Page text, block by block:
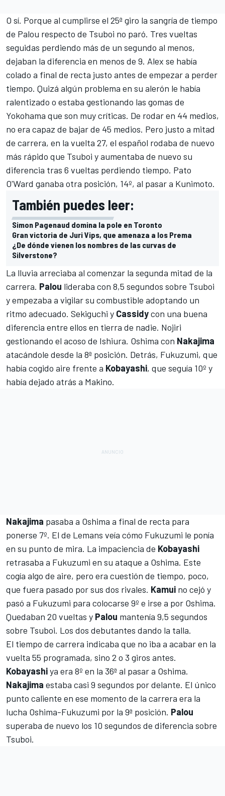
O sí. Porque al cumplirse el 25ª giro la sangría de tiempo
de Palou respecto de Tsuboi no paró. Tres vueltas
seguidas perdiendo más de un segundo al menos,
dejaban la diferencia en menos de 9. Alex se había
colado a final de recta justo antes de empezar a perder
tiempo. Quizá algún problema en su alerón le había
ralentizado o estaba gestionando las gomas de
Yokohama que son muy críticas. De rodar en 44 medios,
no era capaz de bajar de 45 medios. Pero justo a mitad
de carrera, en la vuelta 27, el español rodaba de nuevo
más rápido que Tsuboi y aumentaba de nuevo su
diferencia tras 6 vueltas perdiendo tiempo. Pato
O'Ward ganaba otra posición, 14º, al pasar a Kunimoto.
También puedes leer:
Simon Pagenaud domina la pole en Toronto
Gran victoria de Juri Vips, que amenaza a los Prema
¿De dónde vienen los nombres de las curvas de
Silverstone?
La lluvia arreciaba al comenzar la segunda mitad de la
carrera. Palou lideraba con 8,5 segundos sobre Tsuboi
y empezaba a vigilar su combustible adoptando un
ritmo adecuado. Sekiguchi y Cassidycon una buena
diferencia entre ellos en tierra de nadie. Nojiri
gestionando el acoso de Ishiura. Oshima con Nakajima
atacándole desde la 8ª posición. Detrás, Fukuzumi, que
había cogido aire frente a Kobayashi, que seguía 10º y
había dejado atrás a Makino.
Nakajima pasaba a Oshima a final de recta para
ponerse 7º. El de Lemans veía cómo Fukuzumi le ponía
en su punto de mira. La impaciencia de Kobayashi
retrasaba a Fukuzumi en su ataque a Oshima. Este
cogía algo de aire, pero era cuestión de tiempo, poco,
que fuera pasado por sus dos rivales. Kamui no cejó y
pasó a Fukuzumi para colocarse 9º e irse a por Oshima.
Quedaban 20 vueltas y Palou mantenía 9,5 segundos
sobre Tsuboi. Los dos debutantes dando la talla.
El tiempo de carrera indicaba que no iba a acabar en la
vuelta 55 programada, sino 2 o 3 giros antes.
Kobayashiya era 8º en la 36ª al pasar a Oshima.
Nakajima estaba casi 9 segundos por delante. El único
punto caliente en ese momento de la carrera era la
lucha Oshima-Fukuzumi por la 9ª posición. Palou
superaba de nuevo los 10 segundos de diferencia sobre
Tsuboi.